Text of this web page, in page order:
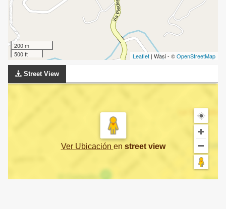
200 m
500 ft
Leaflet | Wasi - ©OpenStreetMap
Street View
Ver Ubicación en street view